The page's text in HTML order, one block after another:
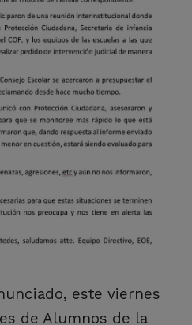
este viernes
de Alumnos de la